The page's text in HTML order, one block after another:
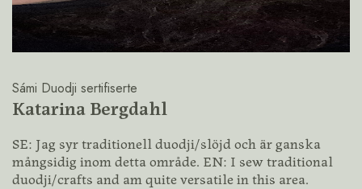
Sámi Duodji sertifiserte
Katarina Bergdahl
SE: Jag syr traditionell duodji/slöjd och är ganska
mångsidig inom detta område. EN: I sew traditional
duodji/crafts and am quite versatile in this area.